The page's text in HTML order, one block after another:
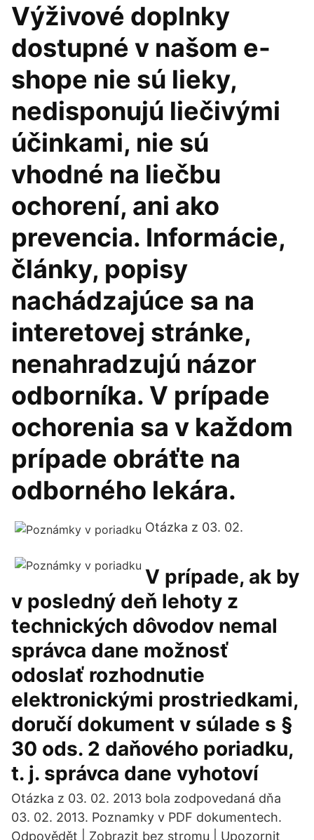
Výživové doplnky
dostupné v našom e-
shope nie sú lieky,
nedisponujú liečivými
účinkami, nie sú
vhodné na liečbu
ochorení, ani ako
prevencia. Informácie,
články, popisy
nachádzajúce sa na
interetovej stránke,
nenahradzujú názor
odborníka. V prípade
ochorenia sa v každom
prípade obráťte na
odborného lekára.
Otázka z 03. 02.
V prípade, ak by
v posledný deň lehoty z
technických dôvodov nemal
správca dane možnosť
odoslať rozhodnutie
elektronickými prostriedkami,
doručí dokument v súlade s §
30 ods. 2 daňového poriadku,
t. j. správca dane vyhotoví
Otázka z 03. 02. 2013 bola zodpovedaná dňa
03. 02. 2013. Poznamky v PDF dokumentech.
Odpovědět | Zobrazit bez stromu | Upozornit